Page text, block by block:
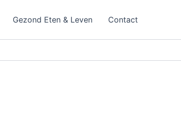
Gezond Eten & Leven Contact